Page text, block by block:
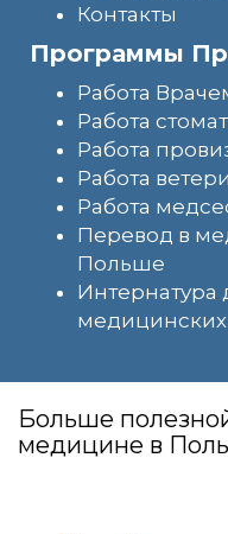
Контакты
Программы
Работа
Работа
Работа
Работа
Работа
Перевод в
Польше
Интернатура
Больше
медицине в